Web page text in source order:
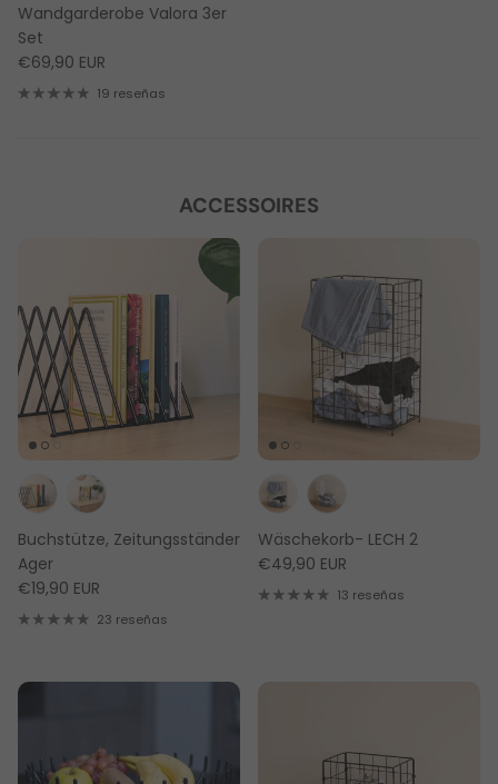
Wandgarderobe Valora 3er
Set
€69,90 EUR
19 reseñas
ACCESSOIRES
Buchstütze, Zeitungsständer
Ager
€19,90 EUR
23 reseñas
Wäschekorb- LECH 2
€49,90 EUR
13 reseñas